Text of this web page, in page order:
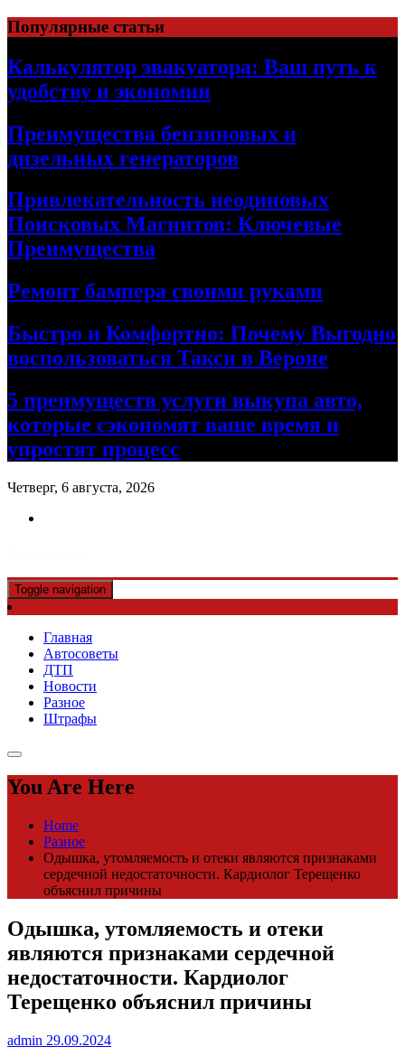
Skip
to
content
Популярные статьи
Калькулятор эвакуатора: Ваш путь к
удобству и экономии
Преимущества бензиновых и
дизельных генераторов
Привлекательность неодиновых
Поисковых Магнитов: Ключевые
Преимущества
Ремонт бампера своими руками
Быстро и Комфортно: Почему Выгодно
воспользоваться Такси в Вероне
5 преимуществ услуги выкупа авто,
которые сэкономят ваше время и
упростят процесс
Четверг, 6 августа, 2026
Toggle navigation
Главная
Автосоветы
ДТП
Новости
Разное
Штрафы
You Are Here
Home
Разное
Одышка, утомляемость и отеки являются признаками
сердечной недостаточности. Кардиолог Терещенко
объяснил причины
Одышка, утомляемость и отеки
являются признаками сердечной
недостаточности. Кардиолог
Терещенко объяснил причины
admin 29.09.2024